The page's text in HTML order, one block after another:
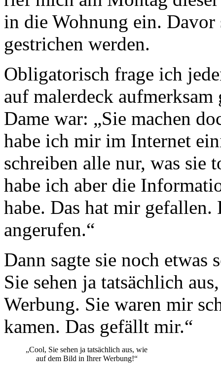
in die Wohnung ein.
gestrichen werden.
Obligatorisch frage ich
auf malerdeck
Dame war: „Sie machen
habe ich mir im Internet
schreiben alle nur, was sie
habe ich aber die
habe. Das hat mir
angerufen.“
Dann sagte sie noch etwas
Sie sehen ja tatsächlich
Werbung. Sie waren mir
kamen. Das gefällt mir.“
„Cool, Sie sehen ja tatsächlich aus, wie
auf dem Bild in Ihrer Werbung!“